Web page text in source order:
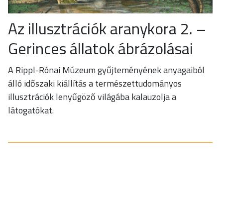
Az illusztrációk aranykora 2. –
Gerinces állatok ábrázolásai
A Rippl-Rónai Múzeum gyűjteményének anyagaiból
álló időszaki kiállítás a természettudományos
illusztrációk lenyűgöző világába kalauzolja a
látogatókat.